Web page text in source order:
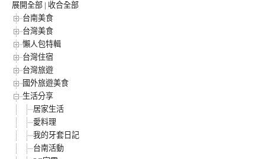
展開全部 | 收合全部
台南美食
台灣美食
懶人包特輯
台灣住宿
台灣旅遊
國外旅遊美食
生活分享
居家生活
愛料理
我的牙套日記
台南活動